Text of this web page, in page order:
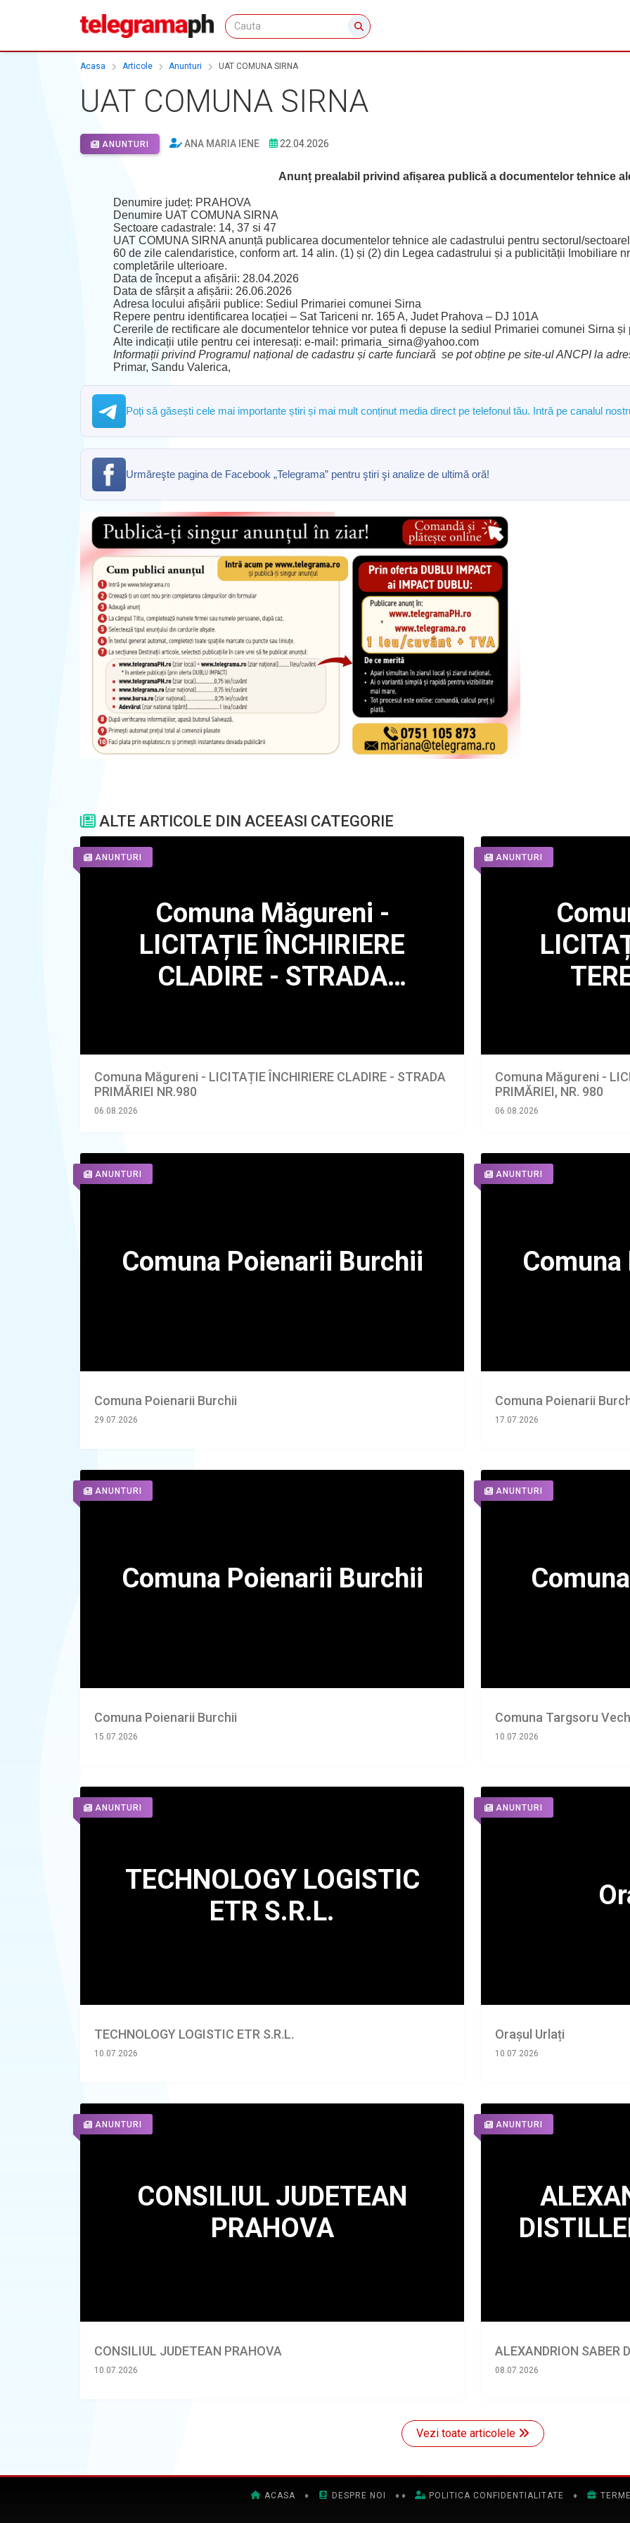
Acasa Articole Anunturi UAT COMUNA SIRNA
UAT COMUNA SIRNA
ANUNTURI ANA MARIA IENE 22.04.2026
Anunț prealabil privind afișarea publică a documentelor tehnice
Denumire județ: PRAHOVA
Denumire UAT COMUNA SIRNA
Sectoare cadastrale: 14, 37 si 47
UAT COMUNA SIRNA anunță publicarea documentelor tehnice ale cadastrului pentru sectorul/
60 de zile calendaristice, conform art. 14 alin. (1) și (2) din Legea cadastrului și a publicității Imobiliare
completările ulterioare.
Data de început a afișării: 28.04.2026
Data de sfârșit a afișării: 26.06.2026
Adresa locului afișării publice: Sediul Primariei comunei Sirna
Repere pentru identificarea locației – Sat Tariceni nr. 165 A, Judet Prahova – DJ 101A
Cererile de rectificare ale documentelor tehnice vor putea fi depuse la sediul Primariei comunei Sirna și
Alte indicații utile pentru cei interesați: e-mail: primaria_sirna@yahoo.com
Informații privind Programul național de cadastru și carte funciară se pot obține pe site-ul ANCPI la
Primar, Sandu Valerica,
Poți să găsești cele mai importante știri și mai mult conținut media direct pe telefonul tău. Intră pe canalul
Urmăreşte pagina de Facebook „Telegrama” pentru ştiri şi analize de ultimă oră!
ALTE ARTICOLE DIN ACEEASI CATEGORIE
ANUNTURI
Comuna Măgureni - LICITAȚIE ÎNCHIRIERE CLADIRE - STRADA
PRIMĂRIEI NR.980
06.08.2026
ANUNTURI
Comuna Măgureni -
PRIMĂRIEI, NR. 980
06.08.2026
ANUNTURI
Comuna Poienarii Burchii
29.07.2026
ANUNTURI
Comuna Poienarii
17.07.2026
ANUNTURI
Comuna Poienarii Burchii
15.07.2026
ANUNTURI
Comuna Targsoru
10.07.2026
ANUNTURI
TECHNOLOGY LOGISTIC ETR S.R.L.
10.07.2026
ANUNTURI
Orașul Urlați
10.07.2026
ANUNTURI
CONSILIUL JUDETEAN PRAHOVA
10.07.2026
ANUNTURI
ALEXANDRION SABER
08.07.2026
Vezi toate articolele
ACASA ♦ DESPRE NOI ♦ ♦ POLITICA CONFIDENTIALITATE ♦